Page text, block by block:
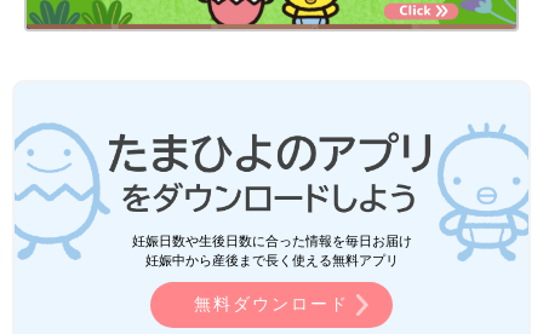
妊娠日数や生後日数に合った情報を毎日お届け
妊娠中から産後まで長く使える無料アプリ
無料ダウンロード